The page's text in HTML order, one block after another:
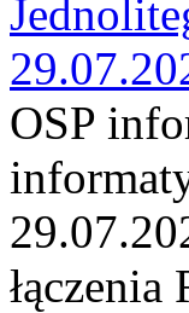
OSP